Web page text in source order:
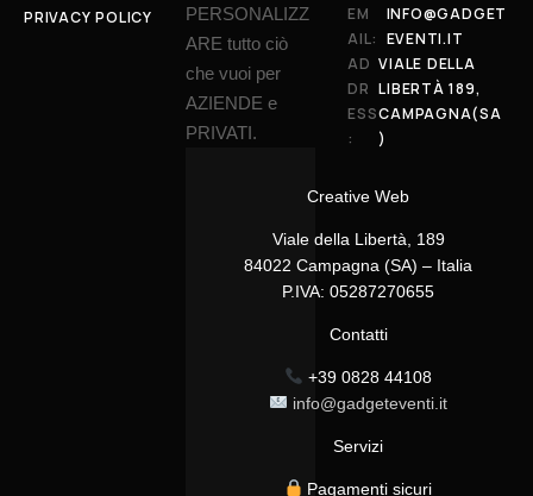
PRIVACY POLICY
PERSONALIZZ
ARE tutto ciò
che vuoi per
AZIENDE e
PRIVATI.
Creative Web
Viale della Libertà, 189
84022 Campagna (SA) – Italia
P.IVA: 05287270655
Contatti
+39 0828 44108
info@gadgeteventi.it
Servizi
Pagamenti sicuri
EM
AIL:
INFO@GADGET
EVENTI.IT
AD
DR
ESS
:
VIALE DELLA
LIBERTÀ 189,
CAMPAGNA(SA
)